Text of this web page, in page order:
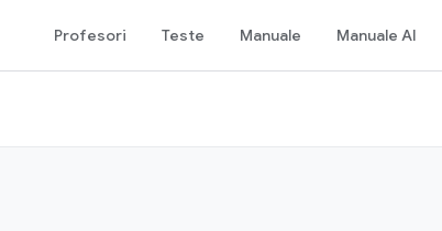
Profesori Teste Manuale Manuale AI